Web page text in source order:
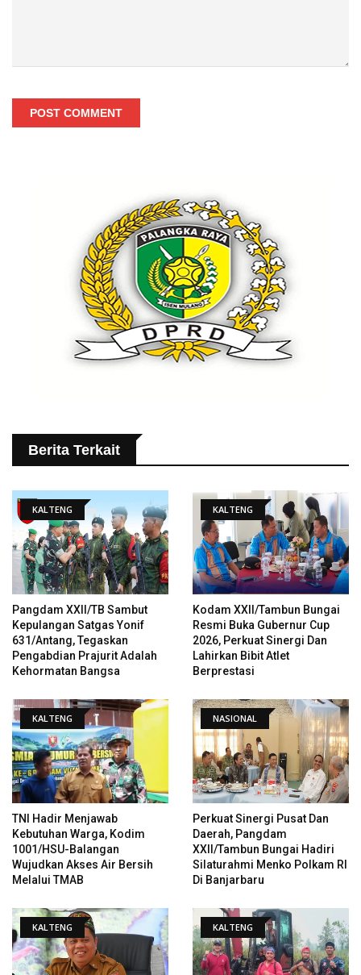
POST COMMENT
Berita Terkait
KALTENG
Pangdam XXII/TB Sambut
Kepulangan Satgas Yonif
631/Antang, Tegaskan
Pengabdian Prajurit Adalah
Kehormatan Bangsa
KALTENG
Kodam XXII/Tambun Bungai
Resmi Buka Gubernur Cup
2026, Perkuat Sinergi Dan
Lahirkan Bibit Atlet
Berprestasi
KALTENG
TNI Hadir Menjawab
Kebutuhan Warga, Kodim
1001/HSU-Balangan
Wujudkan Akses Air Bersih
Melalui TMAB
NASIONAL
Perkuat Sinergi Pusat Dan
Daerah, Pangdam
XXII/Tambun Bungai Hadiri
Silaturahmi Menko Polkam RI
Di Banjarbaru
KALTENG KALTENG